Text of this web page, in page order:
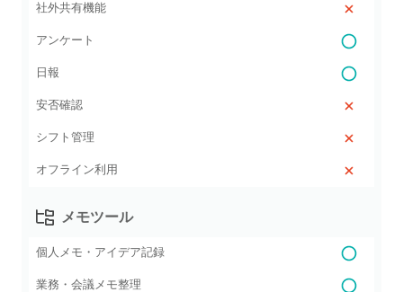
社外共有機能
アンケート
日報
安否確認
シフト管理
オフライン利用
メモツール
個人メモ・アイデア記録
業務・会議メモ整理